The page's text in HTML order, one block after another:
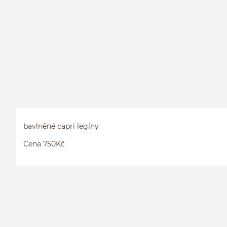
bavlněné capri legíny
Cena 750Kč